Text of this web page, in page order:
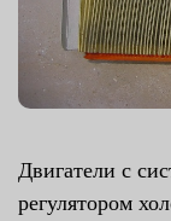
Двигатели с
регулятором